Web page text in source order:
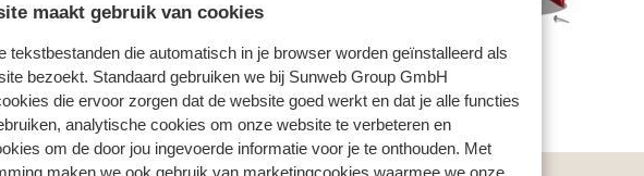
maakt gebruik van cookies
tekstbestanden die automatisch in je browser worden geïnstalleerd als
bezoekt. Standaard gebruiken we bij Sunweb Group GmbH
die ervoor zorgen dat de website goed werkt en dat je alle functies
analytische cookies om onze website te verbeteren en
om de door jou ingevoerde informatie voor je te onthouden. Met
maken we ook gebruik van marketingcookies waarmee we onze
aanbod